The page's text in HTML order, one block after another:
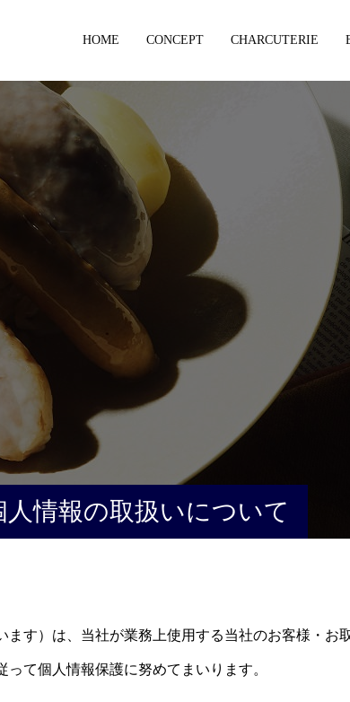
HOME CONCEPT CHARCUTERIE
人情報の取扱いについて
す）は、当社が業務上使用する当社のお客様・お
て個人情報保護に努めてまいります。